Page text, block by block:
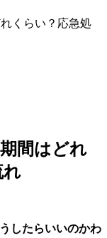
くらい？応急処
間はどれ
れ
したらいいのかわ